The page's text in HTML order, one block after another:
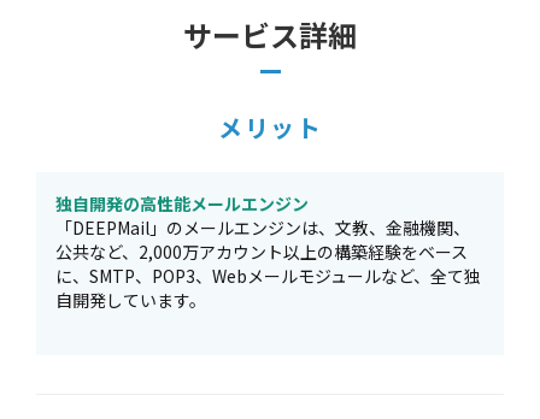
サービス詳細
メリット
独自開発の高性能メールエンジン
「DEEPMail」のメールエンジンは、文教、金融機関、
公共など、2,000万アカウント以上の構築経験をベース
に、SMTP、POP3、Webメールモジュールなど、全て独
自開発しています。